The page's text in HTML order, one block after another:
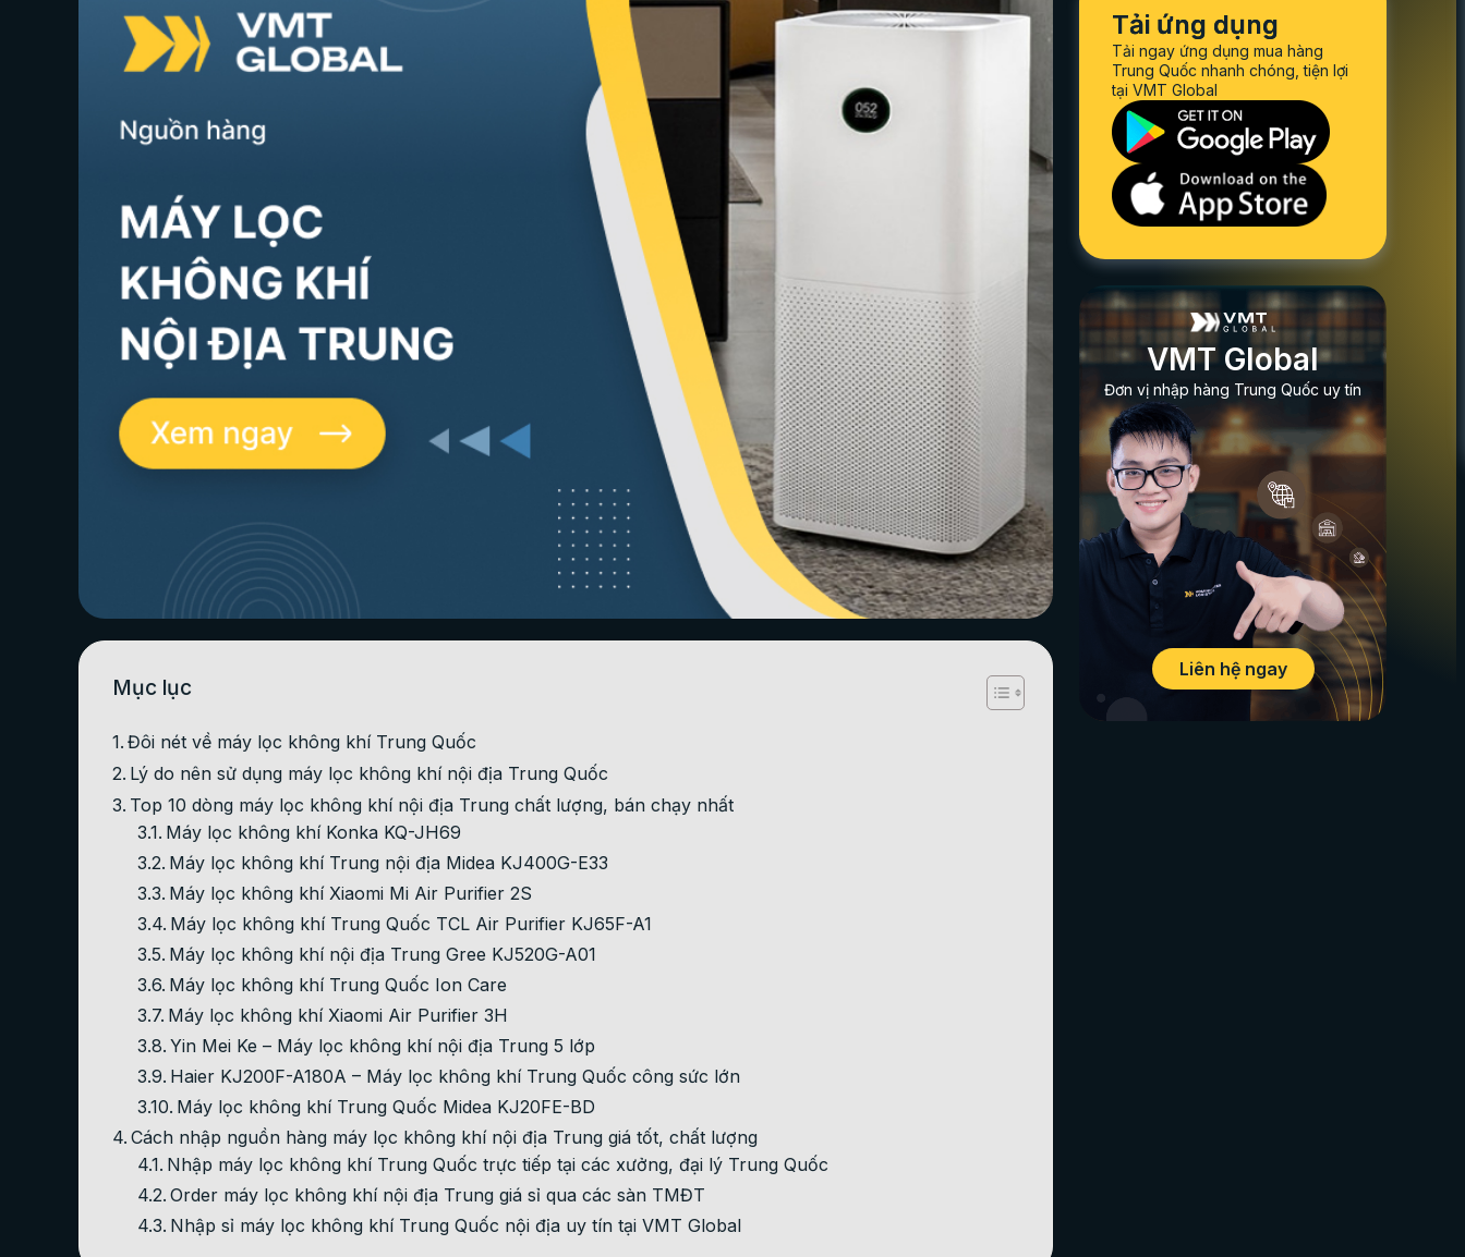
Mục lục
Đôi nét về máy lọc không khí Trung Quốc
Lý do nên sử dụng máy lọc không khí nội địa Trung Quốc
Top 10 dòng máy lọc không khí nội địa Trung chất lượng, bán chạy nhất
Máy lọc không khí Konka KQ-JH69
Máy lọc không khí Trung nội địa Midea KJ400G-E33
Máy lọc không khí Xiaomi Mi Air Purifier 2S
Máy lọc không khí Trung Quốc TCL Air Purifier KJ65F-A1
Máy lọc không khí nội địa Trung Gree KJ520G-A01
Máy lọc không khí Trung Quốc Ion Care
Máy lọc không khí Xiaomi Air Purifier 3H
Yin Mei Ke – Máy lọc không khí nội địa Trung 5 lớp
Haier KJ200F-A180A – Máy lọc không khí Trung Quốc công sức lớn
Máy lọc không khí Trung Quốc Midea KJ20FE-BD
Cách nhập nguồn hàng máy lọc không khí nội địa Trung giá tốt, chất lượng
Nhập máy lọc không khí Trung Quốc trực tiếp tại các xưởng, đại lý Trung Quốc
Order máy lọc không khí nội địa Trung giá sỉ qua các sàn TMĐT
Nhập sỉ máy lọc không khí Trung Quốc nội địa uy tín tại VMT Global
Tải ứng dụng
Tải ngay ứng dụng mua hàng
Trung Quốc nhanh chóng, tiện lợi
tại VMT Global
VMT Global
Đơn vị nhập hàng Trung Quốc uy tín
Liên hệ ngay